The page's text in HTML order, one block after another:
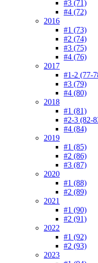
#3 (71)
#4 (72)
2016
#1 (73)
#2 (74)
#3 (75)
#4 (76)
2017
#1-2 (77-
#3 (79)
#4 (80)
2018
#1 (81)
#2-3 (82-
#4 (84)
2019
#1 (85)
#2 (86)
#3 (87)
2020
#1 (88)
#2 (89)
2021
#1 (90)
#2 (91)
2022
#1 (92)
#2 (93)
2023